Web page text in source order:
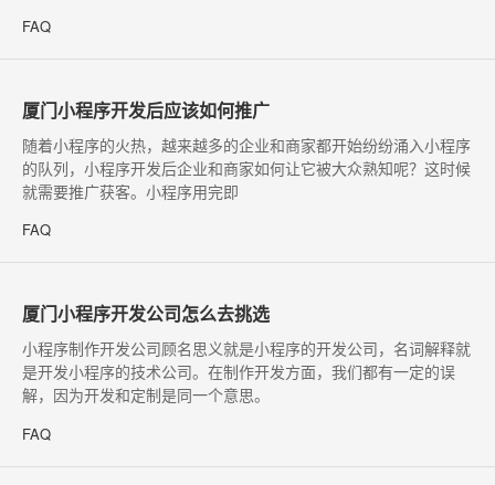
FAQ
厦门小程序开发后应该如何推广
​随着小程序的火热，越来越多的企业和商家都开始纷纷涌入小程序
的队列，小程序开发后企业和商家如何让它被大众熟知呢？这时候
就需要推广获客。小程序用完即
FAQ
厦门小程序开发公司怎么去挑选
小程序制作开发公司顾名思义就是小程序的开发公司，名词解释就
是开发小程序的技术公司。在制作开发方面，我们都有一定的误
解，因为开发和定制是同一个意思。
FAQ